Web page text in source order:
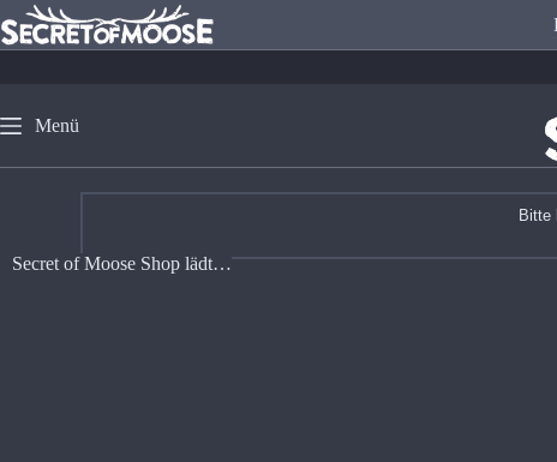
Menü
Bitte
Secret of Moose Shop lädt…